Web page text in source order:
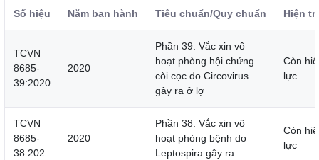
Số hiệu Năm ban hành Tiêu chuẩn/Quy chuẩn Hiện
TCVN
8685-
39:2020
2020
Phần 39: Vắc xin vô
hoạt phòng hội chứng
còi cọc do Circovirus
gây ra ở lợ
Còn
lực
TCVN
8685-
38:202
2020
Phần 38: Vắc xin vô
hoạt phòng bệnh do
Leptospira gây ra
Còn
lực